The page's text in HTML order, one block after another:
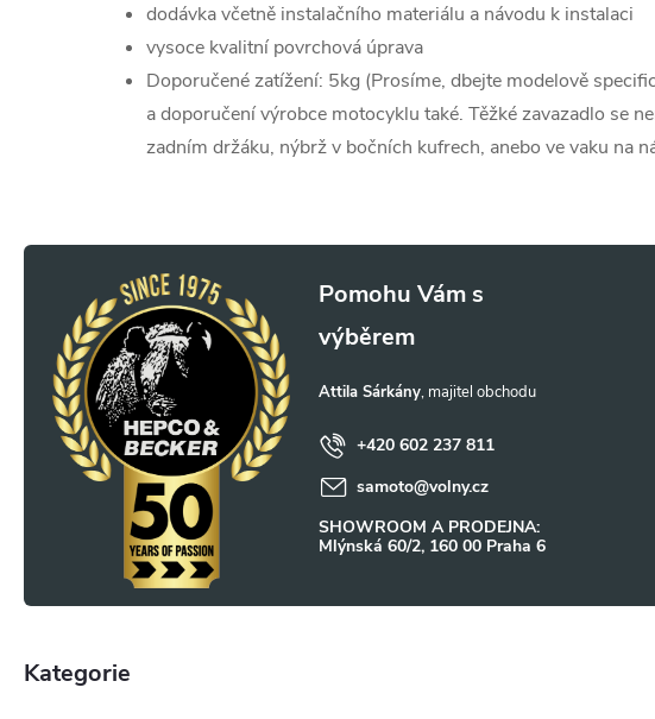
dodávka včetně instalačního materiálu a návodu k instalaci
vysoce kvalitní povrchová úprava
Doporučené zatížení: 5kg (Prosíme, dbejte modelově
a doporučení výrobce motocyklu také. Těžké zavazadlo se
zadním držáku, nýbrž v bočních kufrech, anebo ve vaku na
Z
Attila Sárkány
+420 602 237 811
samoto@volny.cz
SHOWROOM A PRODEJNA:
Mlýnská 60/2, 160 00 Praha 6
Přeskočit
Kategorie